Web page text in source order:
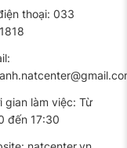
thoại: 033
gian làm việc: Từ
đến 17:30